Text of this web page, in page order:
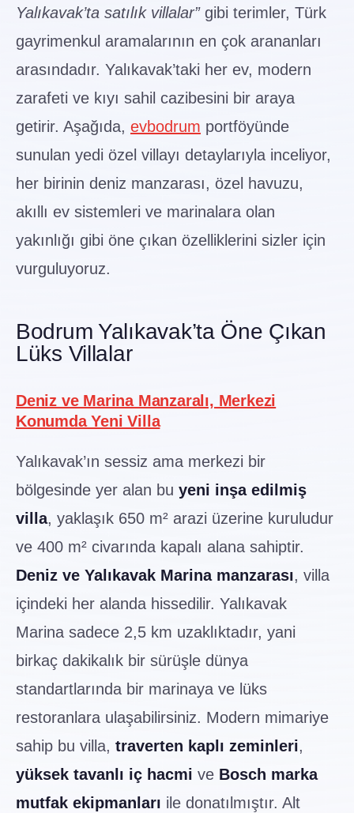
Yalıkavak’ta satılık villalar”gibi terimler, Türk
gayrimenkul aramalarının en çok arananları
arasındadır. Yalıkavak’taki her ev, modern
zarafeti ve kıyı sahil cazibesini bir araya
getirir. Aşağıda, evbodrum portföyünde
sunulan yedi özel villayı detaylarıyla inceliyor,
her birinin deniz manzarası, özel havuzu,
akıllı ev sistemleri ve marinalara olan
yakınlığı gibi öne çıkan özelliklerini sizler için
vurguluyoruz.
Bodrum Yalıkavak’ta Öne Çıkan
Lüks Villalar
Deniz ve Marina Manzaralı, Merkezi
Konumda Yeni Villa
Yalıkavak’ın sessiz ama merkezi bir
bölgesinde yer alan bu yeni inşa edilmiş
villa, yaklaşık 650 m² arazi üzerine kuruludur
ve 400 m² civarında kapalı alana sahiptir.
Deniz ve Yalıkavak Marina manzarası, villa
içindeki her alanda hissedilir. Yalıkavak
Marina sadece 2,5 km uzaklıktadır, yani
birkaç dakikalık bir sürüşle dünya
standartlarında bir marinaya ve lüks
restoranlara ulaşabilirsiniz. Modern mimariye
sahip bu villa, traverten kaplı zeminleri,
yüksek tavanlı iç hacmi ve Bosch marka
mutfak ekipmanları ile donatılmıştır. Alt